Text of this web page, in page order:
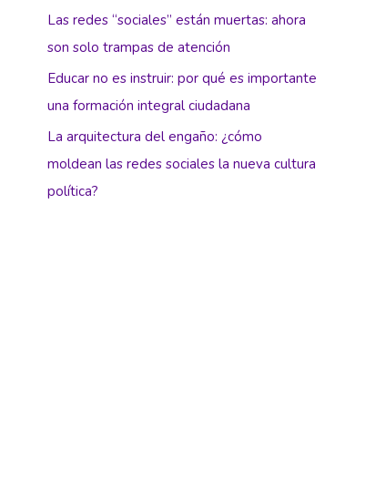
Las redes “sociales” están muertas: ahora
son solo trampas de atención
Educar no es instruir: por qué es importante
una formación integral ciudadana
La arquitectura del engaño: ¿cómo
moldean las redes sociales la nueva cultura
política?